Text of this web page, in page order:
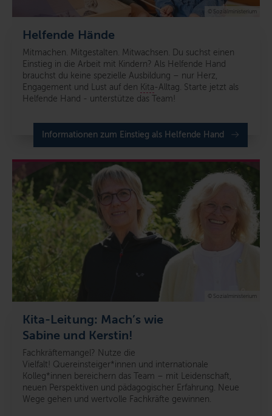
Helfende Hände
Mitmachen. Mitgestalten. Mitwachsen. Du suchst einen
Einstieg in die Arbeit mit Kindern? Als Helfende Hand
brauchst du keine spezielle Ausbildung – nur Herz,
Engagement und Lust auf den Kita-Alltag. Starte jetzt als
Helfende Hand - unterstütze das Team!
Informationen zum Einstieg als Helfende Hand
© Sozialministerium
Kita-Leitung: Mach’s wie
Sabine und Kerstin!
Fachkräftemangel? Nutze die
Vielfalt! Quereinsteiger*innen und internationale
Kolleg*innen bereichern das Team – mit Leidenschaft,
neuen Perspektiven und pädagogischer Erfahrung. Neue
Wege gehen und wertvolle Fachkräfte gewinnen.
© Sozialministerium